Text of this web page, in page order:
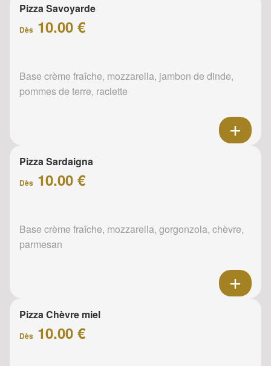
Pizza Savoyarde
Dès 10.00 €
Base crème fraîche, mozzarella, jambon de dinde,
pommes de terre, raclette
Pizza Sardaigna
Dès 10.00 €
Base crème fraîche, mozzarella, gorgonzola, chèvre,
parmesan
Pizza Chèvre miel
Dès 10.00 €